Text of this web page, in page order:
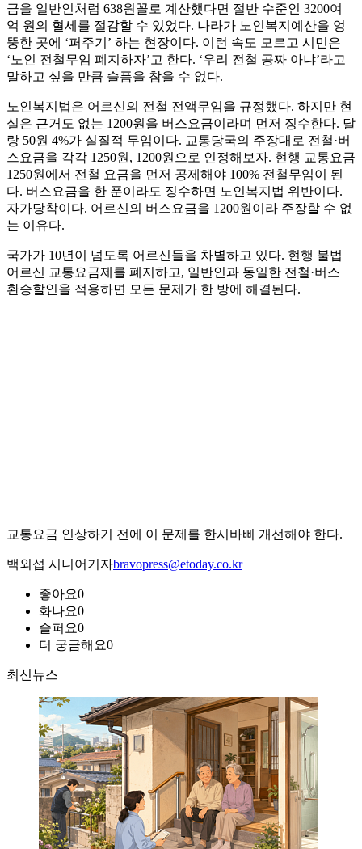
금을 일반인처럼 638원꼴로 계산했다면 절반 수준인 3200여
억 원의 혈세를 절감할 수 있었다. 나라가 노인복지예산을 엉
뚱한 곳에 ‘퍼주기’ 하는 현장이다. 이런 속도 모르고 시민은
‘노인 전철무임 폐지하자’고 한다. ‘우리 전철 공짜 아냐’라고
말하고 싶을 만큼 슬픔을 참을 수 없다.
노인복지법은 어르신의 전철 전액무임을 규정했다. 하지만 현
실은 근거도 없는 1200원을 버스요금이라며 먼저 징수한다. 달
랑 50원 4%가 실질적 무임이다. 교통당국의 주장대로 전철·버
스요금을 각각 1250원, 1200원으로 인정해보자. 현행 교통요금
1250원에서 전철 요금을 먼저 공제해야 100% 전철무임이 된
다. 버스요금을 한 푼이라도 징수하면 노인복지법 위반이다.
자가당착이다. 어르신의 버스요금을 1200원이라 주장할 수 없
는 이유다.
국가가 10년이 넘도록 어르신들을 차별하고 있다. 현행 불법
어르신 교통요금제를 폐지하고, 일반인과 동일한 전철·버스
환승할인을 적용하면 모든 문제가 한 방에 해결된다.
교통요금 인상하기 전에 이 문제를 한시바삐 개선해야 한다.
백외섭 시니어기자bravopress@etoday.co.kr
좋아요0
화나요0
슬퍼요0
더 궁금해요0
최신뉴스